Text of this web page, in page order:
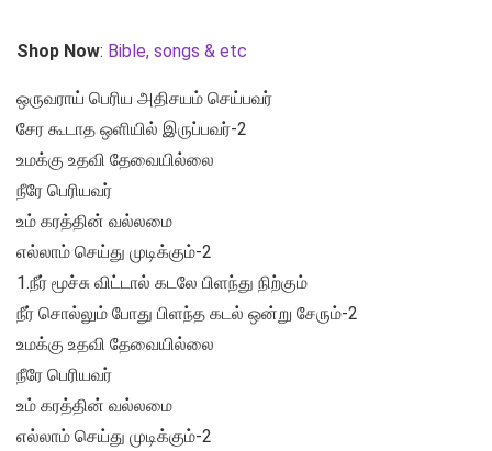
Shop Now: Bible, songs & etc
ஒருவராய் பெரிய அதிசயம் செய்பவர்
சேர கூடாத ஒளியில் இருப்பவர்-2
உமக்கு உதவி தேவையில்லை
நீரே பெரியவர்
உம் கரத்தின் வல்லமை
எல்லாம் செய்து முடிக்கும்-2
1.நீர் மூச்சு விட்டால் கடலே பிளந்து நிற்கும்
நீர் சொல்லும் போது பிளந்த கடல் ஒன்று சேரும்-2
உமக்கு உதவி தேவையில்லை
நீரே பெரியவர்
உம் கரத்தின் வல்லமை
எல்லாம் செய்து முடிக்கும்-2